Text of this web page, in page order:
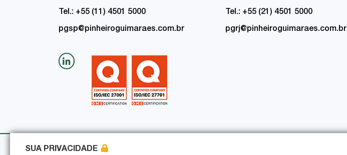
Tel.: +55 (11) 4501 5000
pgsp@pinheiroguimaraes.com.br
Tel.: +55 (21) 4501 5000
pgrj@pinheiroguimaraes.com.br
Política de Privacidade
SUA PRIVACIDADE